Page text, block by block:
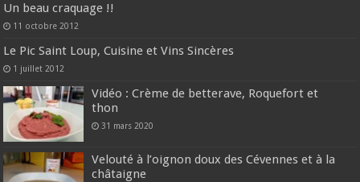
Un beau craquage !!
11 octobre 2012
Le Pic Saint Loup, Cuisine et Vins Sincères
1 juillet 2012
Vidéo : Crème de betterave, Roquefort et
thon
31 mars 2020
Velouté à l’oignon doux des Cévennes et à la
châtaigne